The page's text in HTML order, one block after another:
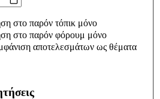
στο παρόν τόπικ μόνο
στο παρόν φόρουμ μόνο
αποτελεσμάτων ως θέματα